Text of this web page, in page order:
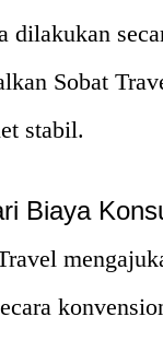
dilakukan
Sobat
stabil.
Biaya